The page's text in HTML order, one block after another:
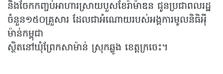
និងចែកកញ្ចប់អាហារស្រាយបួសខែរ៉ាម៉ាឌន ជូនប្រជាពលរដ្ឋ
ចំនួន១៥០គ្រួសារ ដែលជាអំណោយរបស់អង្គការមូលនិធិអុី
ម៉ាន់កម្ពុជា
ស្ថិតនៅឃុំព្រែកសាម៉ាន់ ស្រុកឆ្លូង ខេត្តក្រចេះ។